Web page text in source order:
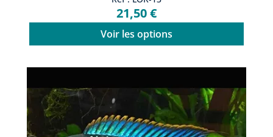
21,50 €
Voir les options